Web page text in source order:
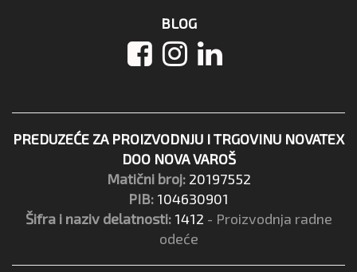
BLOG
PREDUZEĆE ZA PROIZVODNJU I TRGOVINU NOVATEX
DOO NOVA VAROŠ
Matični broj: 20197552
PIB: 104630901
Šifra i naziv delatnosti: 1412 - Proizvodnja radne
odeće